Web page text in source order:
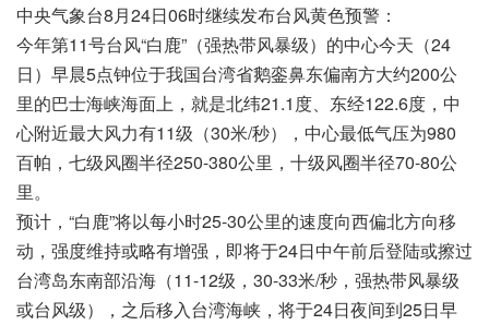
中央气象台8月24日06时继续发布台风黄色预警：
今年第11号台风“白鹿”（强热带风暴级）的中心今天（24
日）早晨5点钟位于我国台湾省鹅銮鼻东偏南方大约200公
里的巴士海峡海面上，就是北纬21.1度、东经122.6度，中
心附近最大风力有11级（30米/秒），中心最低气压为980
百帕，七级风圈半径250-380公里，十级风圈半径70-80公
里。
预计，“白鹿”将以每小时25-30公里的速度向西偏北方向移
动，强度维持或略有增强，即将于24日中午前后登陆或擦过
台湾岛东南部沿海（11-12级，30-33米/秒，强热带风暴级
或台风级），之后移入台湾海峡，将于24日夜间到25日早